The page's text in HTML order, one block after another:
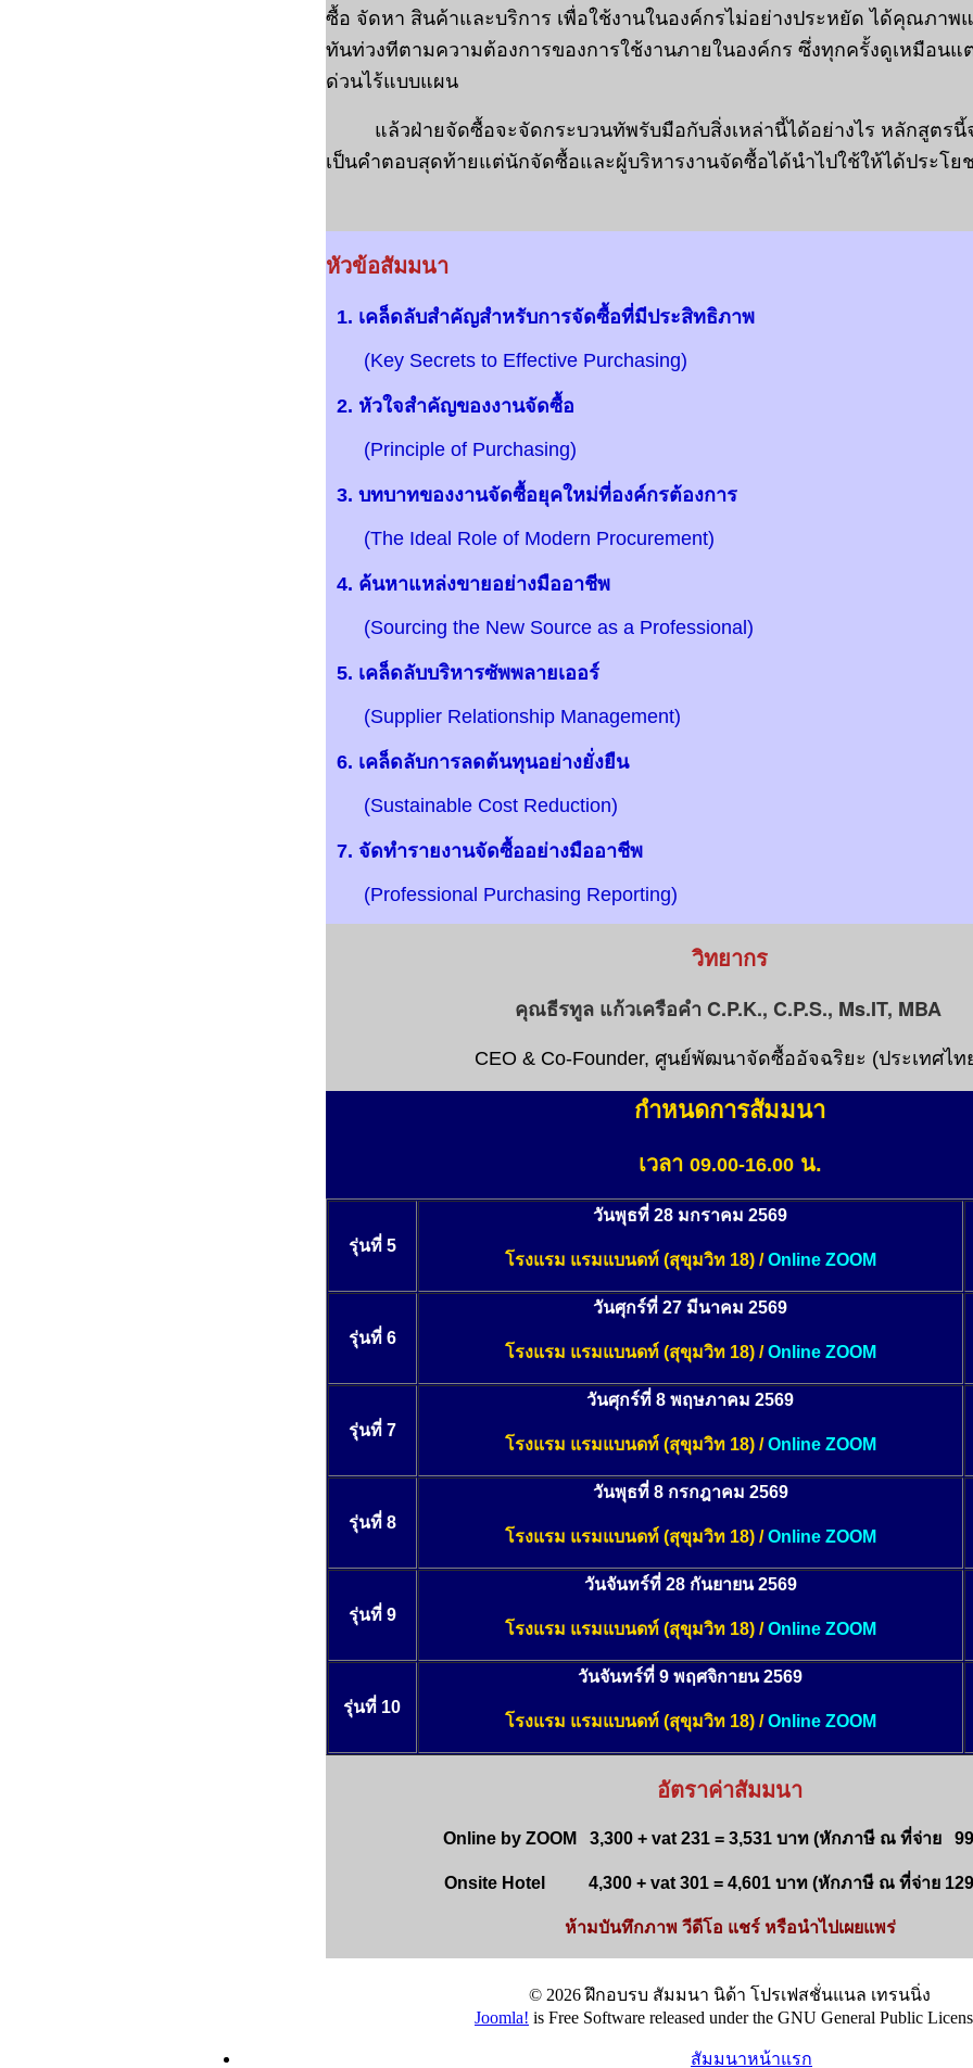
ซื้อ จัดหา สินค้าและบริการ เพื่อใช้งานในองค์กรไม่อย่างประหยัด ได้คุณภา
ทันท่วงทีตามความต้องการของการใช้งานภายในองค์กร ซึ่งทุกครั้งดูเหมือนแ
ด่วนไร้แบบแผน
แล้วฝ่ายจัดซื้อจะจัดกระบวนทัพรับมือกับสิ่งเหล่านี้ได้อย่างไร หลักสูตรนี้
เป็นคำตอบสุดท้ายแต่นักจัดซื้อและผู้บริหารงานจัดซื้อได้นำไปใช้ให้ได้ประโย
หัวข้อสัมมนา
1. เคล็ดลับสำคัญสำหรับการจัดซื้อที่มีประสิทธิภาพ
(Key Secrets to Effective Purchasing)
2. หัวใจสำคัญของงานจัดซื้อ
(Principle of Purchasing)
3. บทบาทของงานจัดซื้อยุคใหม่ที่องค์กรต้องการ
(The Ideal Role of Modern Procurement)
4. ค้นหาแหล่งขายอย่างมืออาชีพ
(Sourcing the New Source as a Professional)
5. เคล็ดลับบริหารซัพพลายเออร์
(Supplier Relationship Management)
6. เคล็ดลับการลดต้นทุนอย่างยั่งยืน
(Sustainable Cost Reduction)
7. จัดทำรายงานจัดซื้ออย่างมืออาชีพ
(Professional Purchasing Reporting)
วิทยากร
คุณธีรทูล แก้วเครือคำ C.P.K., C.P.S., Ms.IT, MBA
CEO & Co-Founder, ศูนย์พัฒนาจัดซื้ออัจฉริยะ (ประเทศไท
กำหนดการสัมมนา
เวลา 09.00-16.00น.
รุ่นที่ 5
วันพุธที่ 28 มกราคม 2569
โรงแรม แรมแบนดท์ (สุขุมวิท 18) /Online ZOOM
รุ่นที่ 6
วันศุกร์ที่ 27 มีนาคม 2569
โรงแรม แรมแบนดท์ (สุขุมวิท 18) /Online ZOOM
รุ่นที่ 7
วันศุกร์ที่ 8 พฤษภาคม 2569
โรงแรม แรมแบนดท์ (สุขุมวิท 18) /Online ZOOM
รุ่นที่ 8
วันพุธที่ 8 กรกฎาคม 2569
โรงแรม แรมแบนดท์ (สุขุมวิท 18) /Online ZOOM
รุ่นที่ 9
วันจันทร์ที่ 28 กันยายน 2569
โรงแรม แรมแบนดท์ (สุขุมวิท 18) /Online ZOOM
รุ่นที่ 10
วันจันทร์ที่ 9 พฤศจิกายน 2569
โรงแรม แรมแบนดท์ (สุขุมวิท 18) /Online ZOOM
อัตราค่าสัมมนา
Online by ZOOM 3,300 + vat 231 = 3,531 บาท (หักภาษี ณ ที่จ่าย
Onsite Hotel 4,300 + vat 301 = 4,601 บาท (หักภาษีณ ที่จ่าย
ห้ามบันทึกภาพ วีดีโอ แชร์ หรือนำไปเผยแพร่
© 2026 ฝึกอบรบ สัมมนา นิด้า โปรเฟสชั่นแนล เทรนนิ่ง
Joomla! is Free Software released under the GNU General Public
สัมมนาหน้าแรก